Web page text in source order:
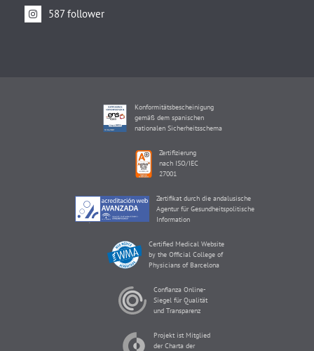
587 follower
Konformitätsbescheinigung
gemäß dem spanischen
nationalen Sicherheitsschema
Zertifizierung
nach ISO/IEC
27001
Zertifikat durch die andalusische
Agentur für Gesundheitspolitische
Information
Certified Medical Website
by the Official College of
Physicians of Barcelona
Confianza Online-
Siegel für Qualität
und Transparenz
Projekt ist Mitglied
der Charta der